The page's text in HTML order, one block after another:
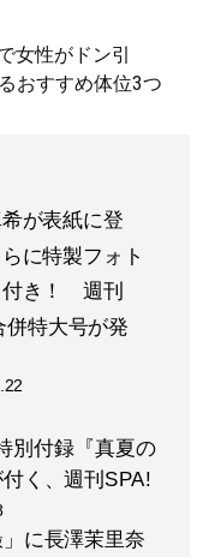
女性がドン引
おすすめ体位3つ
が表紙に登
に特製フォト
付き！ 週刊
併特大号が発
別付録『真夏の
く、週刊SPA!
に長澤茉里奈